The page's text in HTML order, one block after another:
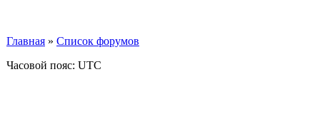
Главная » Список форумов
Часовой пояс: UTC